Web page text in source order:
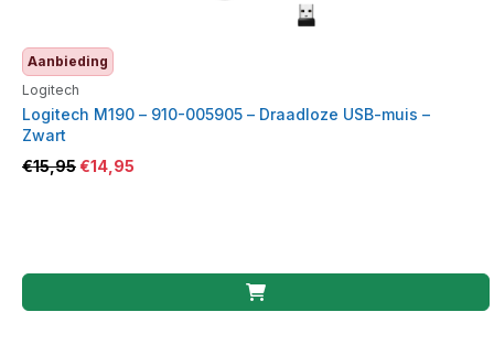
Aanbieding
Logitech
Logitech M190 – 910-005905 – Draadloze USB-muis –
Zwart
€15,95€14,95